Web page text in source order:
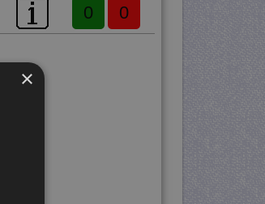
0 0
×